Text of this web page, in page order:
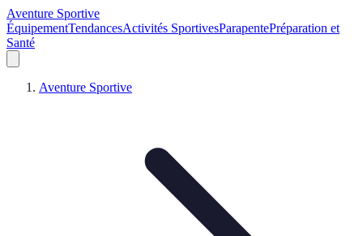
Aventure Sportive
ÉquipementTendancesActivités SportivesParapentePréparation et
Santé
Aventure Sportive